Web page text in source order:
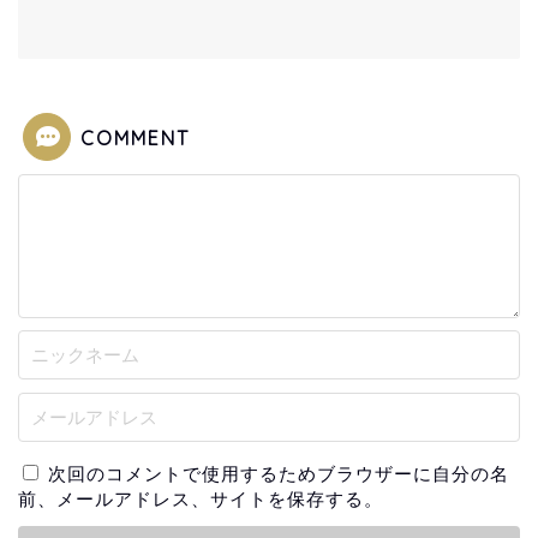
COMMENT
次回のコメントで使用するためブラウザーに自分の名
前、メールアドレス、サイトを保存する。